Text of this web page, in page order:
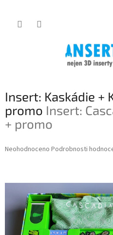
Insert: Kaskádie +
promo Insert:
+ promo
Průměrné
0,0
hvězdiček.
Neohodnoceno Podrobnosti